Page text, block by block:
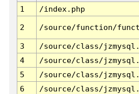
1
/index.php
2 /source/function/
3 /source/class/
4
/source/class/
5
/source/class/
6
/source/class/